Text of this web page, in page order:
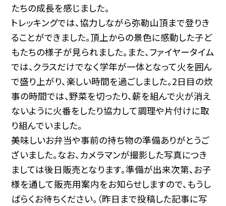
たちの成長を感じました。
トレッキングでは、協力しながら弥勒山頂まで登りき
ることができました。頂上からの景色に感動した子ど
もたちの様子が見られました。また、ファイヤータイム
では、クラスだけでなく学年が一体となって火を囲ん
で盛り上がり、楽しい時間を過ごしました。2日目の炊
事の時間では、野菜を切ったり、薪を組んで火が消え
ないように火番をしたり協力して調理や片付けに取
り組んでいました。
美味しいお弁当や事前の持ち物の準備ありがとうご
ざいました。なお、カメラマンが撮影した写真につき
ましては後日販売となります。準備が出来次第、お子
様を通して販売用案内をお知らせしますので、もうし
ばらくお待ちください。（昨日まで投稿した記事に写